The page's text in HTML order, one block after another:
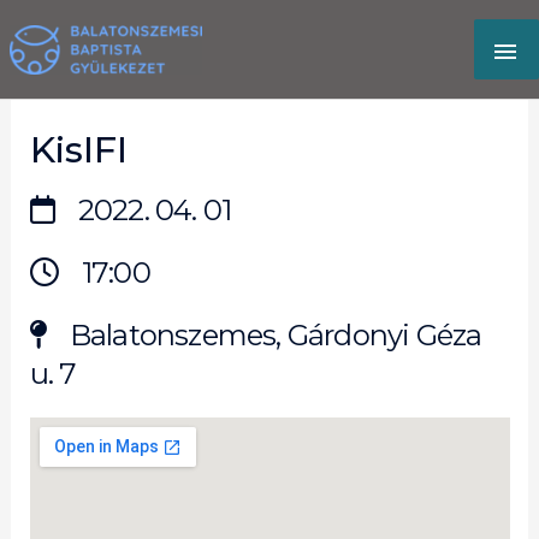
to
content
KisIFI
2022. 04. 01
17:00
Balatonszemes, Gárdonyi Géza
u. 7